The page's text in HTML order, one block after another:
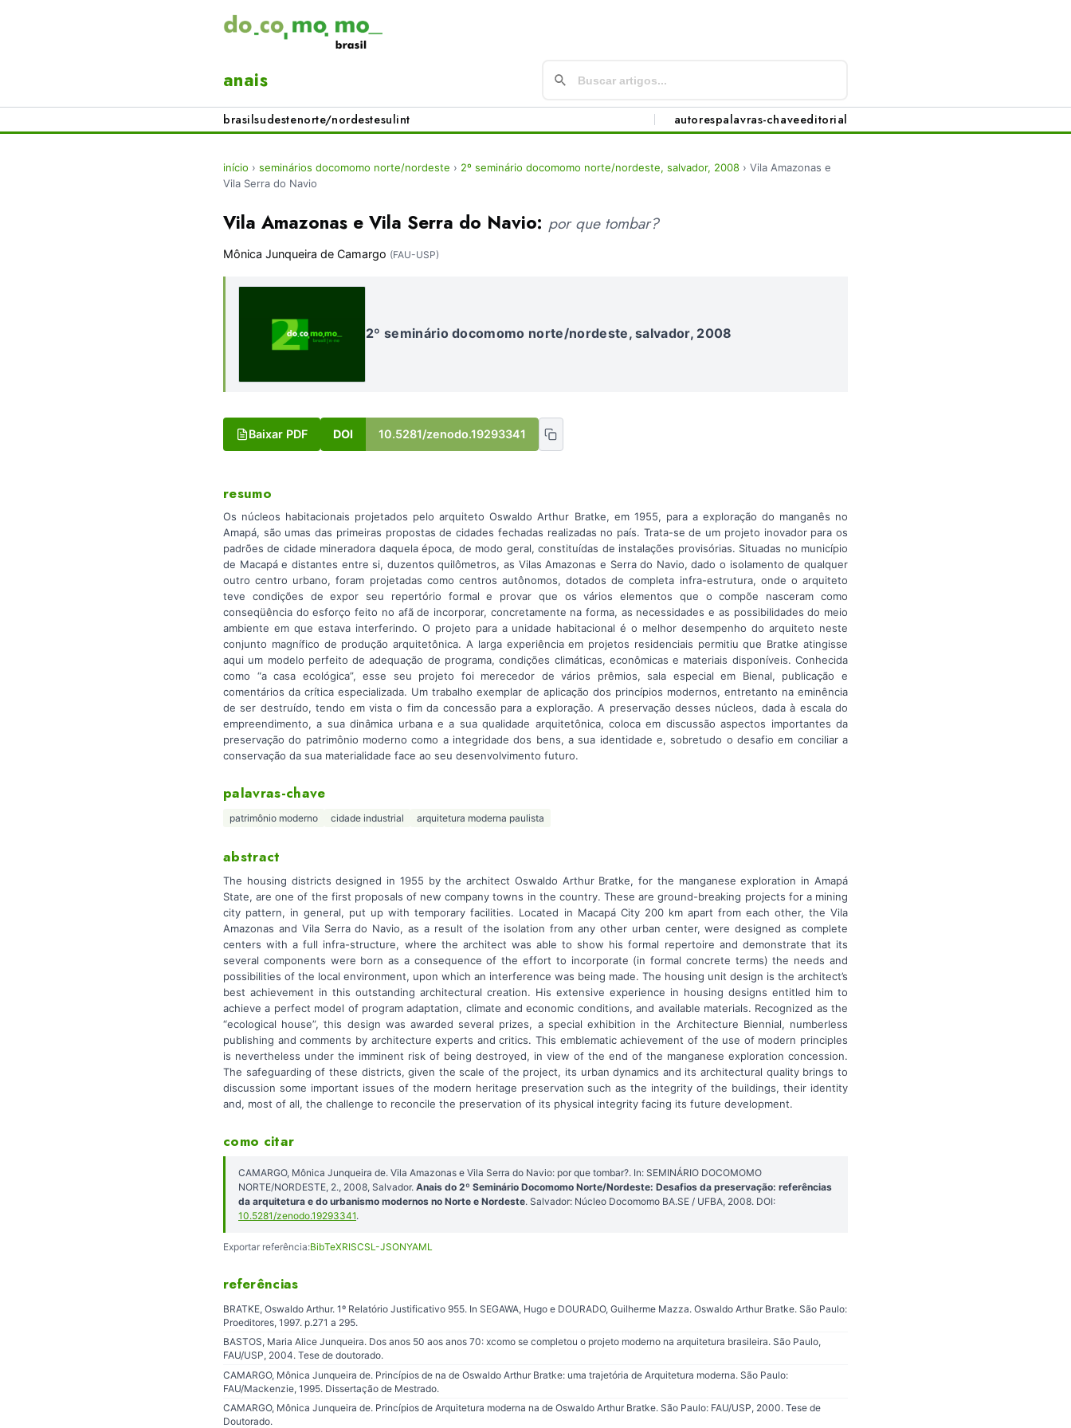
anais
brasilsudestenorte/nordestesulint autorespalavras-chaveeditorial
início › seminários docomomo norte/nordeste › 2º seminário docomomo norte/nordeste, salvador, 2008 › Vila Amazonas e
Vila Serra do Navio
Vila Amazonas e Vila Serra do Navio: por que tombar?
Mônica Junqueira de Camargo (FAU-USP)
2º seminário docomomo norte/nordeste, salvador, 2008
Baixar PDF DOI 10.5281/zenodo.19293341
resumo
Os núcleos habitacionais projetados pelo arquiteto Oswaldo Arthur Bratke, em 1955, para a exploração do manganês no
Amapá, são umas das primeiras propostas de cidades fechadas realizadas no país. Trata-se de um projeto inovador para os
padrões de cidade mineradora daquela época, de modo geral, constituídas de instalações provisórias. Situadas no município
de Macapá e distantes entre si, duzentos quilômetros, as Vilas Amazonas e Serra do Navio, dado o isolamento de qualquer
outro centro urbano, foram projetadas como centros autônomos, dotados de completa infra-estrutura, onde o arquiteto
teve condições de expor seu repertório formal e provar que os vários elementos que o compõe nasceram como
conseqüência do esforço feito no afã de incorporar, concretamente na forma, as necessidades e as possibilidades do meio
ambiente em que estava interferindo. O projeto para a unidade habitacional é o melhor desempenho do arquiteto neste
conjunto magnífico de produção arquitetônica. A larga experiência em projetos residenciais permitiu que Bratke atingisse
aqui um modelo perfeito de adequação de programa, condições climáticas, econômicas e materiais disponíveis. Conhecida
como “a casa ecológica”, esse seu projeto foi merecedor de vários prêmios, sala especial em Bienal, publicação e
comentários da crítica especializada. Um trabalho exemplar de aplicação dos princípios modernos, entretanto na eminência
de ser destruído, tendo em vista o fim da concessão para a exploração. A preservação desses núcleos, dada à escala do
empreendimento, a sua dinâmica urbana e a sua qualidade arquitetônica, coloca em discussão aspectos importantes da
preservação do patrimônio moderno como a integridade dos bens, a sua identidade e, sobretudo o desafio em conciliar a
conservação da sua materialidade face ao seu desenvolvimento futuro.
palavras-chave
patrimônio moderno cidade industrial arquitetura moderna paulista
abstract
The housing districts designed in 1955 by the architect Oswaldo Arthur Bratke, for the manganese exploration in Amapá
State, are one of the first proposals of new company towns in the country. These are ground-breaking projects for a mining
city pattern, in general, put up with temporary facilities. Located in Macapá City 200 km apart from each other, the Vila
Amazonas and Vila Serra do Navio, as a result of the isolation from any other urban center, were designed as complete
centers with a full infra-structure, where the architect was able to show his formal repertoire and demonstrate that its
several components were born as a consequence of the effort to incorporate (in formal concrete terms) the needs and
possibilities of the local environment, upon which an interference was being made. The housing unit design is the architect’s
best achievement in this outstanding architectural creation. His extensive experience in housing designs entitled him to
achieve a perfect model of program adaptation, climate and economic conditions, and available materials. Recognized as the
“ecological house”, this design was awarded several prizes, a special exhibition in the Architecture Biennial, numberless
publishing and comments by architecture experts and critics. This emblematic achievement of the use of modern principles
is nevertheless under the imminent risk of being destroyed, in view of the end of the manganese exploration concession.
The safeguarding of these districts, given the scale of the project, its urban dynamics and its architectural quality brings to
discussion some important issues of the modern heritage preservation such as the integrity of the buildings, their identity
and, most of all, the challenge to reconcile the preservation of its physical integrity facing its future development.
como citar
CAMARGO, Mônica Junqueira de. Vila Amazonas e Vila Serra do Navio: por que tombar?. In: SEMINÁRIO DOCOMOMO
NORTE/NORDESTE, 2., 2008, Salvador. Anais do 2º Seminário Docomomo Norte/Nordeste: Desafios da preservação: referências
da arquitetura e do urbanismo modernos no Norte e Nordeste. Salvador: Núcleo Docomomo BA.SE / UFBA, 2008. DOI:
10.5281/zenodo.19293341.
Exportar referência:BibTeXRISCSL-JSONYAML
referências
BRATKE, Oswaldo Arthur. 1º Relatório Justificativo 955. In SEGAWA, Hugo e DOURADO, Guilherme Mazza. Oswaldo Arthur Bratke. São Paulo:
Proeditores, 1997. p.271 a 295.
BASTOS, Maria Alice Junqueira. Dos anos 50 aos anos 70: xcomo se completou o projeto moderno na arquitetura brasileira. São Paulo,
FAU/USP, 2004. Tese de doutorado.
CAMARGO, Mônica Junqueira de. Princípios de na de Oswaldo Arthur Bratke: uma trajetória de Arquitetura moderna. São Paulo:
FAU/Mackenzie, 1995. Dissertação de Mestrado.
CAMARGO, Mônica Junqueira de. Princípios de Arquitetura moderna na de Oswaldo Arthur Bratke. São Paulo: FAU/USP, 2000. Tese de
Doutorado.